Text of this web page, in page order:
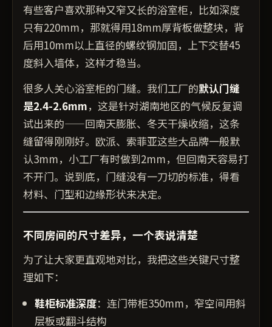
有些客户喜欢那种又窄又长的浴室柜，比如深度
只有220mm，那就得用18mm厚背板做整块，背
后用10mm以上直径的螺纹钢加固，上下交替45
度斜入墙体，这样才稳当。
很多人关心浴室柜的门缝。我们工厂的默认门缝
是2.4-2.6mm，这是针对湖南地区的气候反复调
试出来的——回南天膨胀、冬天干燥收缩，这条
缝留得刚刚好。欧派、索菲亚这些大品牌一般默
认3mm，小工厂有时做到2mm，但回南天容易打
不开门。说到底，门缝没有一刀切的标准，得看
材料、门型和边缘形状来决定。
不同房间的尺寸差异，一个表说清楚
为了让大家更直观地对比，我把这些关键尺寸整
理如下：
鞋柜标准深度：连门带柜350mm，窄空间用斜
层板或翻斗结构